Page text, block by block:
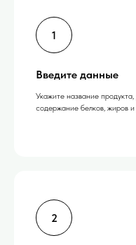
Введите данные
Укажите название
содержание белков, жиров и